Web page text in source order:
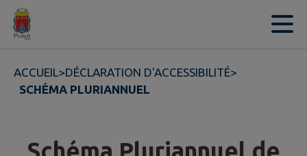
Contenu
ACCUEIL>DÉCLARATION D'ACCESSIBILITÉ>
SCHÉMA PLURIANNUEL
Schéma Pluriannuel de